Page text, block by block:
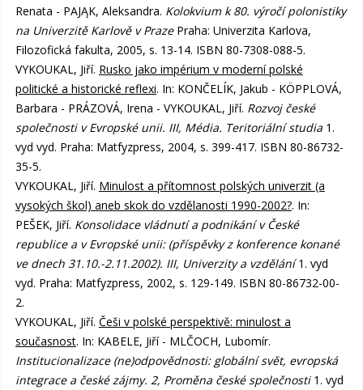
Renata - PAJĄK, Aleksandra. Kolokvium k 80. výročí polonistiky
na Univerzitě Karlově v PrazePraha: Univerzita Karlova,
Filozofická fakulta, 2005, s. 13-14. ISBN 80-7308-088-5.
VYKOUKAL, Jiří. Rusko jako impérium v moderní polské
politické a historické reflexi. In: KONČELÍK, Jakub - KÖPPLOVÁ,
Barbara - PRÁZOVÁ, Irena - VYKOUKAL, Jiří. Rozvoj české
společnosti v Evropské unii. III, Média. Teritoriální studia1.
vyd vyd. Praha: Matfyzpress, 2004, s. 399-417. ISBN 80-86732-
35-5.
VYKOUKAL, Jiří. Minulost a přítomnost polských univerzit (a
vysokých škol) aneb skok do vzdělanosti 1990-2002?. In:
PEŠEK, Jiří. Konsolidace vládnutí a podnikání v České
republice a v Evropské unii: (příspěvky z konference konané
ve dnech 31.10.-2.11.2002). III, Univerzity a vzdělání1. vyd
vyd. Praha: Matfyzpress, 2002, s. 129-149. ISBN 80-86732-00-
2.
VYKOUKAL, Jiří. Češi v polské perspektivě: minulost a
současnost. In: KABELE, Jiří - MLČOCH, Lubomír.
Institucionalizace (ne)odpovědnosti: globální svět, evropská
integrace a české zájmy. 2, Proměna české společnosti1. vyd